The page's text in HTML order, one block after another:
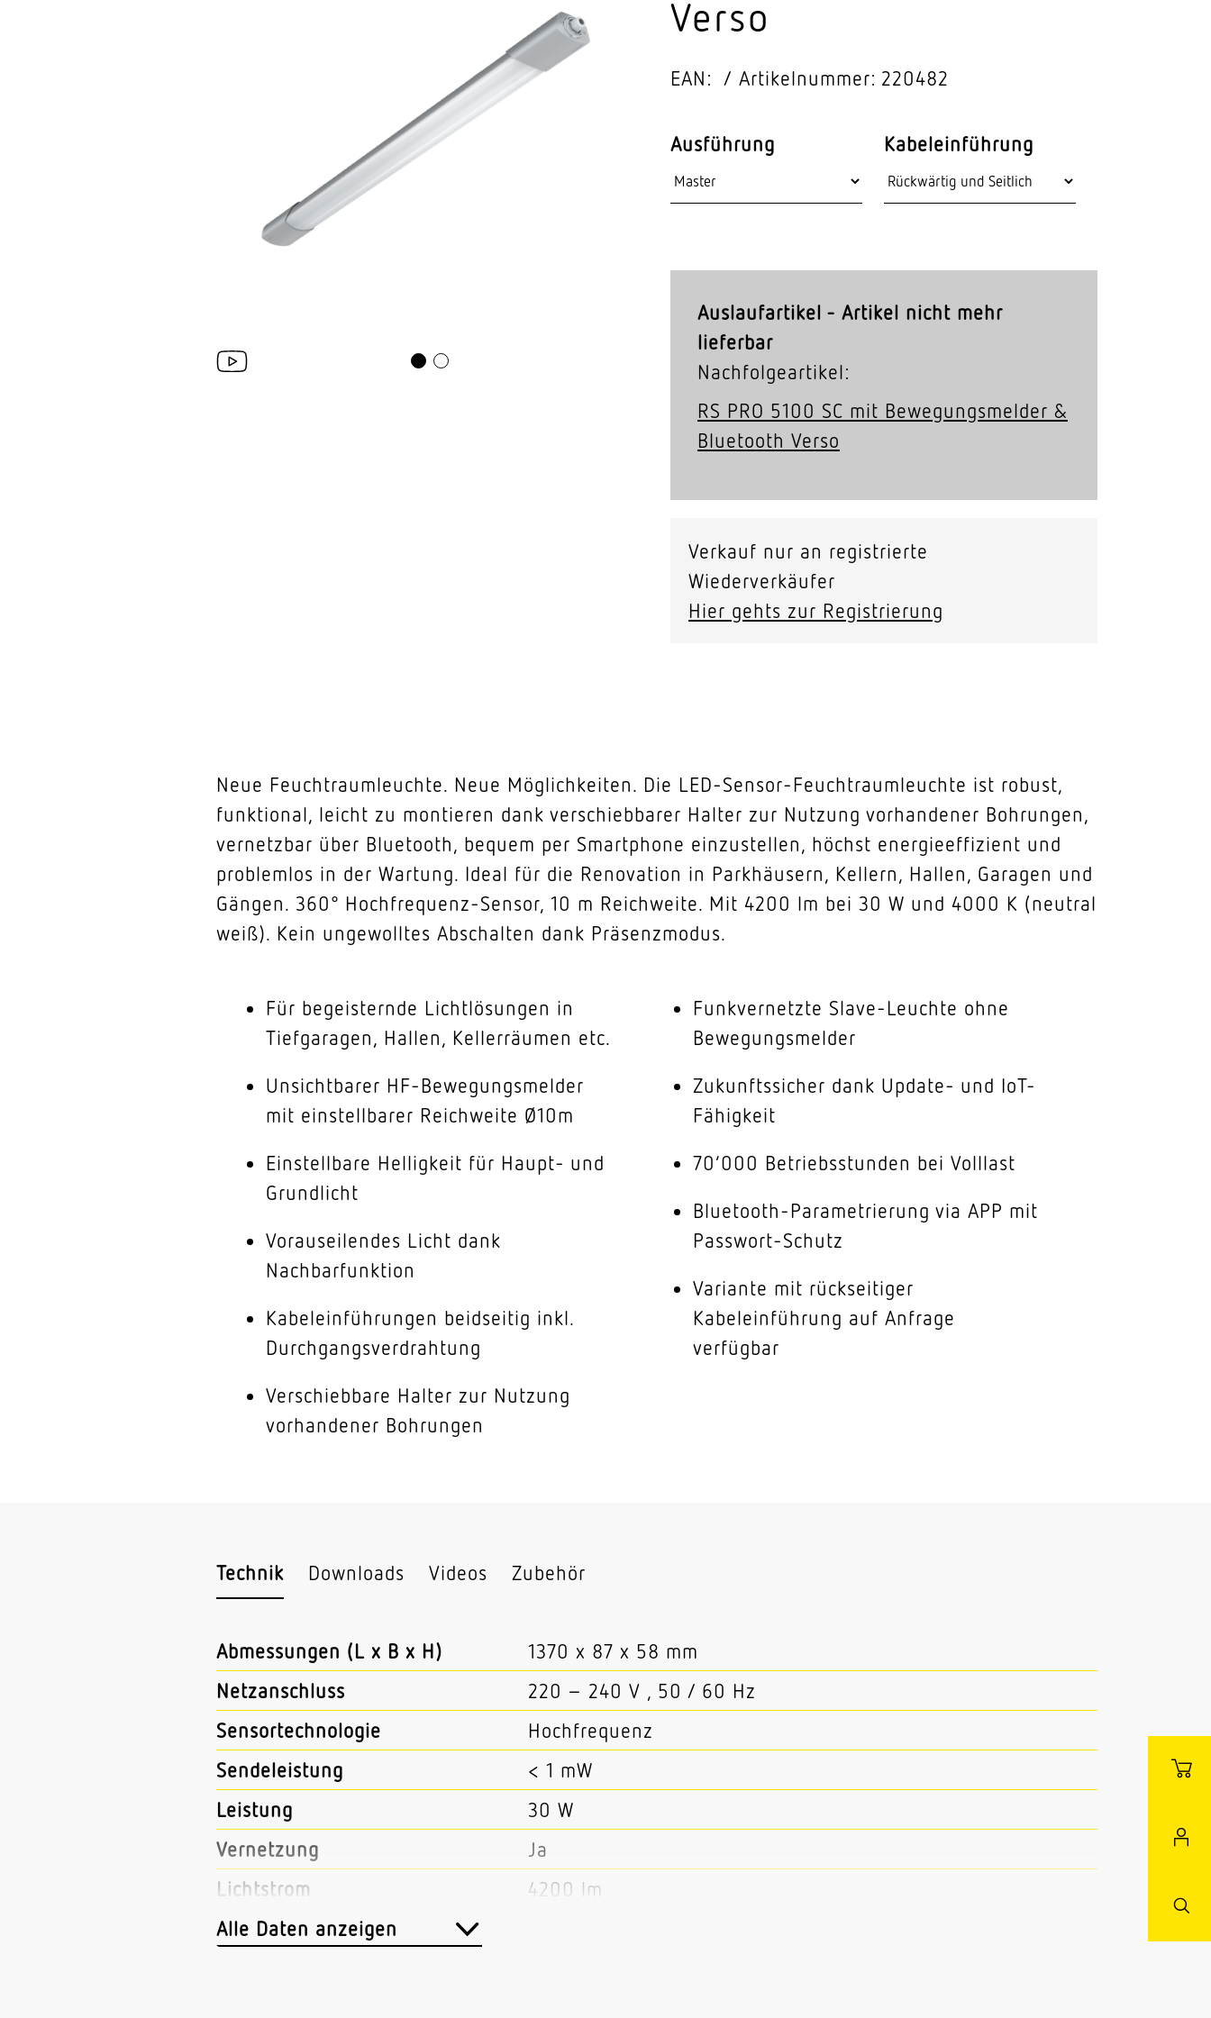
Video-Sensorik
Verso
EAN: Artikelnummer: 220482
Ausführung Kabeleinführung
Auslaufartikel - Artikel nicht mehr
lieferbar
Nachfolgeartikel:
RS PRO 5100 SC mit Bewe­gungs­melder &
Blue­tooth Verso
Verkauf nur an registrierte
Wiederverkäufer
Hier gehts zur Registrierung
Neue Feuchtraumleuchte. Neue Möglichkeiten. Die LED-Sensor-Feuchtraumleuchte ist robust,
funktional, leicht zu montieren dank verschiebbarer Halter zur Nutzung vorhandener Bohrungen,
vernetzbar über Bluetooth, bequem per Smartphone einzustellen, höchst energieeffizient und
problemlos in der Wartung. Ideal für die Renovation in Parkhäusern, Kellern, Hallen, Garagen und
Gängen. 360° Hochfrequenz-Sensor, 10 m Reichweite. Mit 4200 lm bei 30 W und 4000 K (neutral
weiß). Kein ungewolltes Abschalten dank Präsenzmodus.
Für begeisternde Lichtlösungen in
Tiefgaragen, Hallen, Kellerräumen etc.
Unsichtbarer HF-Bewegungsmelder
mit einstellbarer Reichweite Ø10m
Einstellbare Helligkeit für Haupt- und
Grundlicht
Vorauseilendes Licht dank
Nachbarfunktion
Kabeleinführungen beidseitig inkl.
Durchgangsverdrahtung
Verschiebbare Halter zur Nutzung
vorhandener Bohrungen
Funkvernetzte Slave-Leuchte ohne
Bewegungsmelder
Zukunftssicher dank Update- und IoT-
Fähigkeit
70’000 Betriebsstunden bei Volllast
Bluetooth-Parametrierung via APP mit
Passwort-Schutz
Variante mit rückseitiger
Kabeleinführung auf Anfrage
verfügbar
Technik Downloads Videos Zubehör
Abmessungen (L x B x H)
1370 x 87 x 58 mm
Netzanschluss
220 – 240 V , 50 / 60 Hz
Sensortechnologie
Hochfrequenz
Sendeleistung
< 1 mW
Leistung
30 W
Vernetzung
Ja
Lichtstrom
4200 lm
Farbtemperatur
Alle Daten anzeigen